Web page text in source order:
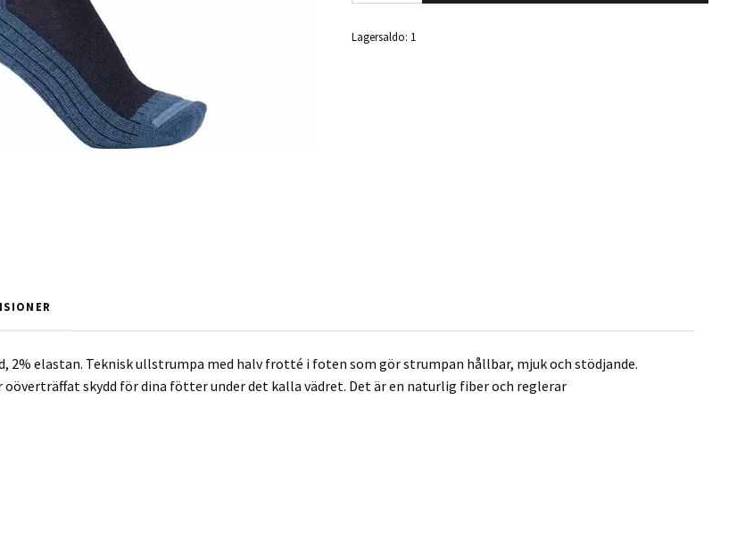
Lagersaldo: 1
2% elastan. Teknisk ullstrumpa med halv frotté i foten som gör strumpan hållbar, mjuk och stödjande.
oöverträffat skydd för dina fötter under det kalla vädret. Det är en naturlig fiber och reglerar